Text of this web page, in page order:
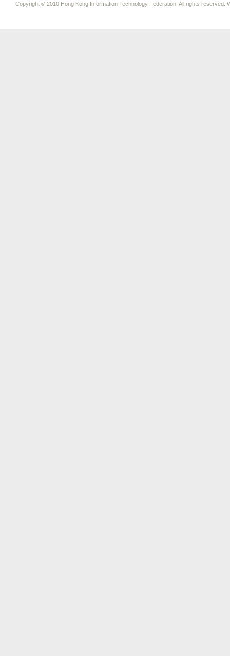
Copyright © 2010 Hong Kong Information Technology Federation. All rights reserved.